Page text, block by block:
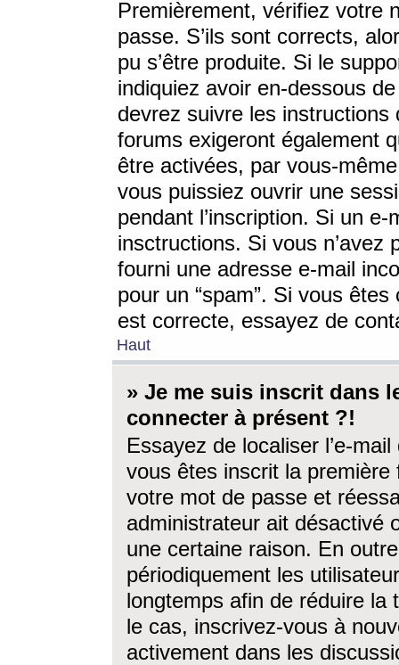
Premièrement, vérifiez votre
passe. S’ils sont corrects,
pu s’être produite. Si le
indiquiez avoir en-dessous
devrez suivre les
forums exigeront également
être activées, par vous-
vous puissiez ouvrir une
pendant l’inscription. Si un
insctructions. Si vous n’avez
fourni une adresse e-mail
pour un “spam”. Si vous
est correcte, essayez de
Haut
» Je me suis inscrit dans
connecter à présent ?!
Essayez de localiser l’e-
vous êtes inscrit la première
votre mot de passe et
administrateur ait désactivé
une certaine raison. En
périodiquement les
longtemps afin de réduire la
le cas, inscrivez-vous à
activement dans les